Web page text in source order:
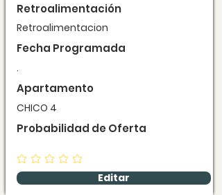
Retroalimentación
Retroalimentacion
Fecha Programada
.
Apartamento
CHICO 4
Probabilidad de Oferta
Editar